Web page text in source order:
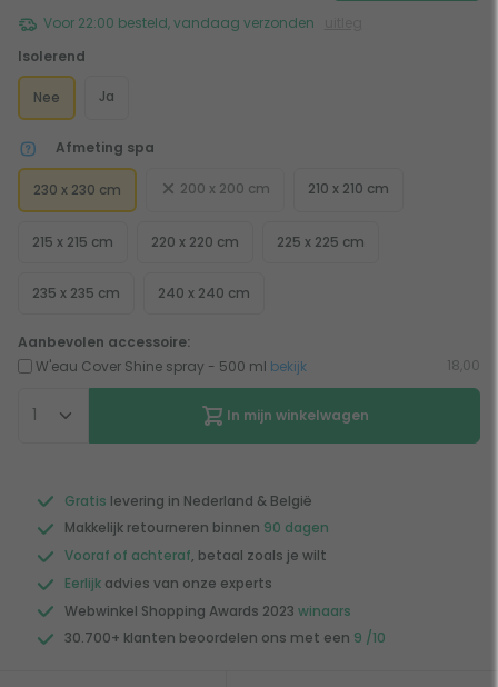
Voor 22:00 besteld, vandaag verzonden
Isolerend
Nee Ja
Afmeting spa
230 x 230 cm 200 x 200 cm 210 x 210 cm
215 x 215 cm 220 x 220 cm 225 x 225 cm
235 x 235 cm 240 x 240 cm
Aanbevolen accessoire:
W'eau Cover Shine spray - 500 ml bekijk 18,00
In mijn winkelwagen
Gratis levering in Nederland & België
Makkelijk retourneren binnen 90 dagen
Vooraf of achteraf, betaal zoals je wilt
Eerlijk advies van onze experts
Webwinkel Shopping Awards 2023 winaars
30.700+ klanten beoordelen ons met een 9 /10